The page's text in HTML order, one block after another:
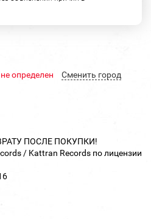
не определен Cменить город
ПОСЛЕ ПОКУПКИ!
/ Kattran Records по лицензии